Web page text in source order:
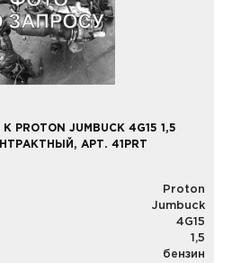
JUMBUCK 4G15 1,5
АРТ. 41PRT
Proton
Jumbuck
4G15
1,5
бензин